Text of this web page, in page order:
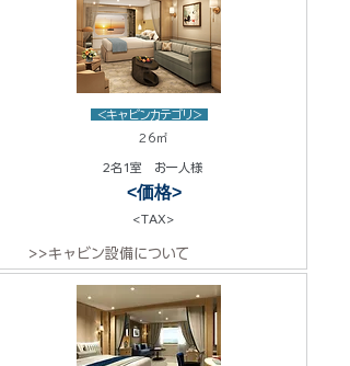
<キャビンカテゴリ>
26㎡
2名1室 お一人様
<価格>
<TAX>
>>キャビン設備について